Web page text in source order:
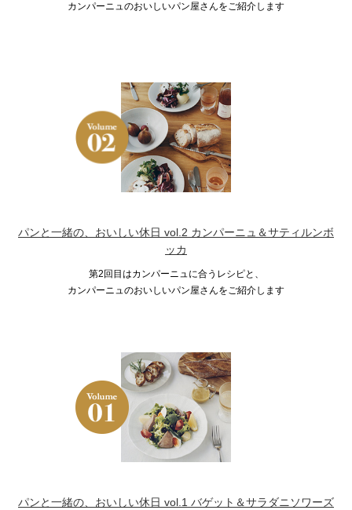
カンパーニュのおいしいパン屋さんをご紹介します
パンと一緒の、おいしい休日 vol.2 カンパーニュ＆サティルンボ
ッカ
第2回目はカンパーニュに合うレシピと、
カンパーニュのおいしいパン屋さんをご紹介します
パンと一緒の、おいしい休日 vol.1 バゲット＆サラダニソワーズ